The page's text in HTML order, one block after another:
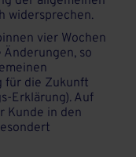
widersprechen.
vier Wochen
so
für die Zukunft
Erklärung). Auf
Kunde in den